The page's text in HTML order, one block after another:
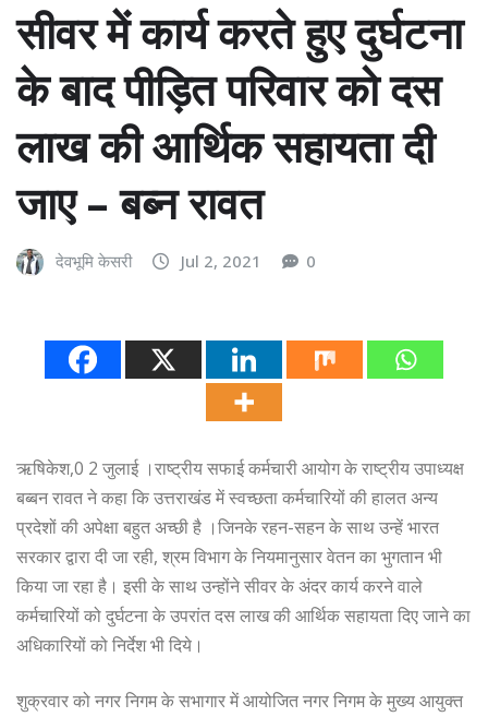
सीवर में कार्य करते हुए दुर्घटना
के बाद पीड़ित परिवार को दस
लाख की आर्थिक सहायता दी
जाए – बब्न रावत
देवभूमि केसरी Jul 2, 2021 0
ऋषिकेश,0 2 जुलाई ।राष्ट्रीय सफाई कर्मचारी आयोग के राष्ट्रीय उपाध्यक्ष
बब्बन रावत ने कहा कि उत्तराखंड में स्वच्छता कर्मचारियों की हालत अन्य
प्रदेशों की अपेक्षा बहुत अच्छी है ।जिनके रहन-सहन के साथ उन्हें भारत
सरकार द्वारा दी जा रही, श्रम विभाग के नियमानुसार वेतन का भुगतान भी
किया जा रहा है। इसी के साथ उन्होंने सीवर के अंदर कार्य करने वाले
कर्मचारियों को दुर्घटना के उपरांत दस लाख की आर्थिक सहायता दिए जाने का
अधिकारियों को निर्देश भी दिये।
शुक्रवार को नगर निगम के सभागार में आयोजित नगर निगम के मुख्य आयुक्त